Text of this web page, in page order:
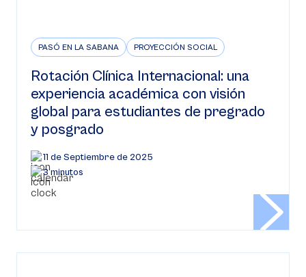
PASÓ EN LA SABANA PROYECCIÓN SOCIAL
Rotación Clínica Internacional: una
experiencia académica con visión
global para estudiantes de pregrado
y posgrado
11 de Septiembre de 2025
3 minutos